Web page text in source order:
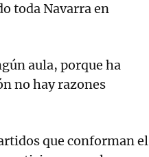
toda Navarra en
aula, porque ha
no hay razones
que conforman el